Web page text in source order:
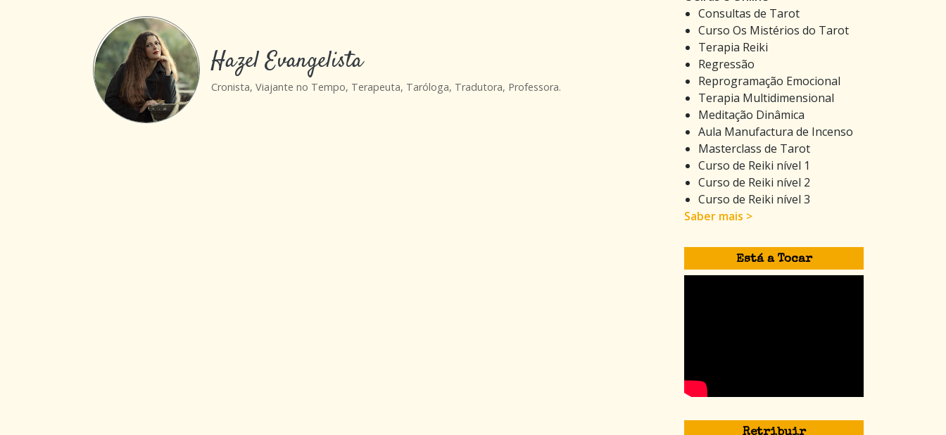
Hazel Evangelista
Cronista, Viajante no Tempo, Terapeuta, Taróloga, Tradutora, Professora.
Consultas de Tarot
Curso Os Mistérios do Tarot
Terapia Reiki
Regressão
Reprogramação Emocional
Terapia Multidimensional
Meditação Dinâmica
Aula Manufactura de Incenso
Masterclass de Tarot
Curso de Reiki nível 1
Curso de Reiki nível 2
Curso de Reiki nível 3
Saber mais >
Está a Tocar
Retribuir